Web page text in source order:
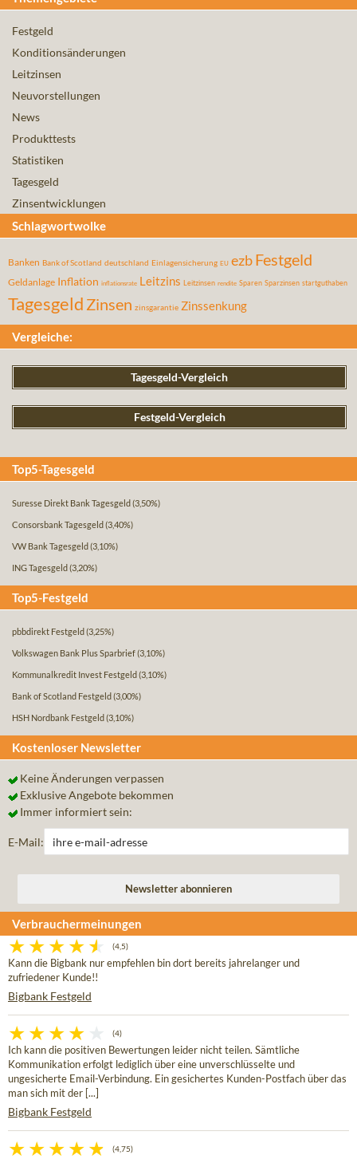
Festgeld
Konditionsänderungen
Leitzinsen
Neuvorstellungen
News
Produkttests
Statistiken
Tagesgeld
Zinsentwicklungen
Schlagwortwolke
Banken Bank of Scotland deutschland Einlagensicherung EU ezbFestgeld
Geldanlage Inflation inflationsrate Leitzins Leitzinsen rendite Sparen Sparzinsen startguthaben
Tagesgeld Zinsen zinsgarantie Zinssenkung
Vergleiche:
Tagesgeld-Vergleich
Festgeld-Vergleich
Top5-Tagesgeld
Suresse Direkt Bank Tagesgeld (3,50%)
Consorsbank Tagesgeld (3,40%)
VW Bank Tagesgeld (3,10%)
ING Tagesgeld (3,20%)
Top5-Festgeld
pbbdirekt Festgeld (3,25%)
Volkswagen Bank Plus Sparbrief(3,10%)
Kommunalkredit Invest Festgeld (3,10%)
Bank of Scotland Festgeld (3,00%)
HSH Nordbank Festgeld (3,10%)
Kostenloser Newsletter
Keine Änderungen verpassen
Exklusive Angebote bekommen
Immer informiert sein:
E-Mail:
Verbrauchermeinungen
(4,5)
Kann die Bigbank nur empfehlen bin dort bereits jahrelanger und
zufriedener Kunde!!
Bigbank Festgeld
(4)
Ich kann die positiven Bewertungen leider nicht teilen. Sämtliche
Kommunikation erfolgt lediglich über eine unverschlüsselte und
ungesicherte Email-Verbindung. Ein gesichertes Kunden-Postfach über das
man sich mit der [...]
Bigbank Festgeld
(4,75)